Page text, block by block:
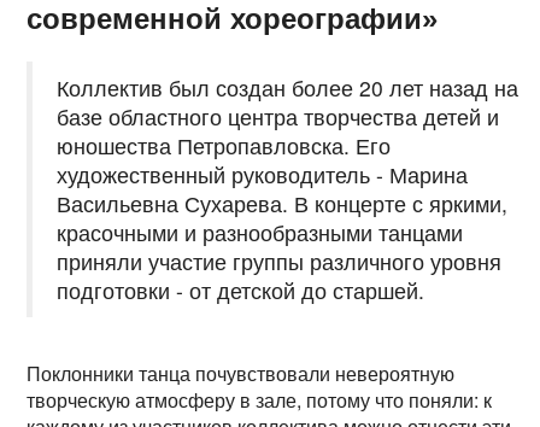
современной хореографии»
Коллектив был создан более 20 лет назад на
базе областного центра творчества детей и
юношества Петропавловска. Его
художественный руководитель - Марина
Васильевна Сухарева. В концерте с яркими,
красочными и разнообразными танцами
приняли участие группы различного уровня
подготовки - от детской до старшей.
Поклонники танца почувствовали невероятную
творческую атмосферу в зале, потому что поняли: к